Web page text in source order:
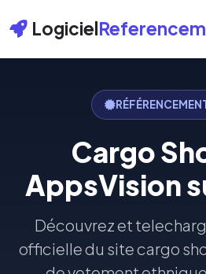
Logiciel
Cargo
AppsVision
Découvrez et
officielle du site cargo